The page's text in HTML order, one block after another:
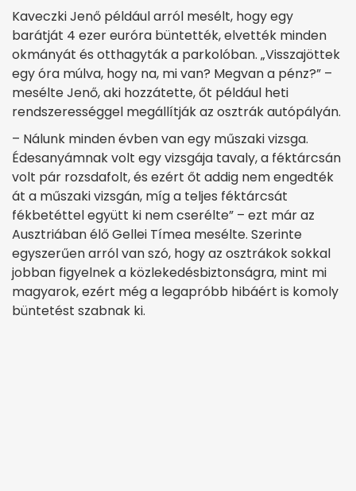
Kaveczki Jenő például arról mesélt, hogy egy
barátját 4 ezer euróra büntették, elvették minden
okmányát és otthagyták a parkolóban. „Visszajöttek
egy óra múlva, hogy na, mi van? Megvan a pénz?” –
mesélte Jenő, aki hozzátette, őt például heti
rendszerességgel megállítják az osztrák autópályán.
– Nálunk minden évben van egy műszaki vizsga.
Édesanyámnak volt egy vizsgája tavaly, a féktárcsán
volt pár rozsdafolt, és ezért őt addig nem engedték
át a műszaki vizsgán, míg a teljes féktárcsát
fékbetéttel együtt ki nem cserélte” – ezt már az
Ausztriában élő Gellei Tímea mesélte. Szerinte
egyszerűen arról van szó, hogy az osztrákok sokkal
jobban figyelnek a közlekedésbiztonságra, mint mi
magyarok, ezért még a legapróbb hibáért is komoly
büntetést szabnak ki.